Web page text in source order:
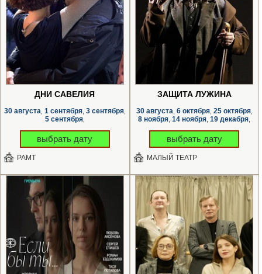
ДНИ САВЕЛИЯ
30 августа 1 сентября, 3 сентября,
5 сентября,
выбрать дату
РАМТ
ЗАЩИТА ЛУЖИНА
30 августа 6 октября, 25 октября,
8 ноября 14 ноября 19 декабря
выбрать дату
МАЛЫЙ ТЕАТР